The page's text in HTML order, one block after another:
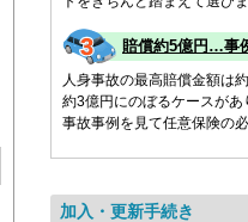
賠償約5億円…事
人身事故の最高賠償金額は
約3億円にのぼるケースが
事故事例を見て任意保険の
加入・更新手続き